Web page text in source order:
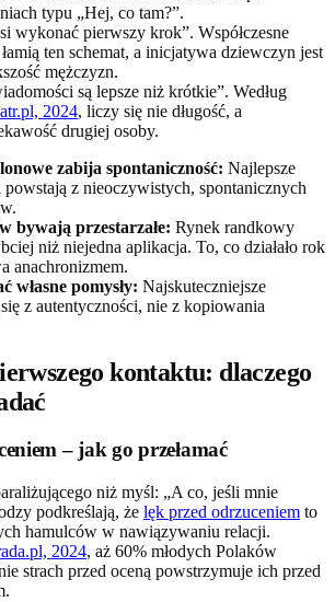
typu „Hej, co tam?”.
wykonać pierwszy krok”. Współczesne
ten schemat, a inicjatywa dziewczyn jest
mężczyzn.
są lepsze niż krótkie”. Według
2024, liczy się nie długość, a
drugiej osoby.
zabija spontaniczność: Najlepsze
z nieoczywistych, spontanicznych
bywają przestarzałe: Rynek randkowy
niż niejedna aplikacja. To, co działało rok
anachronizmem.
własne pomysły: Najskuteczniejsze
z autentyczności, nie z kopiowania
kontaktu: dlaczego
– jak go przełamać
niż myśl: „A co, jeśli mnie
podkreślają, że lęk przed odrzuceniem to
hamulców w nawiązywaniu relacji.
2024, aż 60% młodych Polaków
strach przed oceną powstrzymuje ich przed